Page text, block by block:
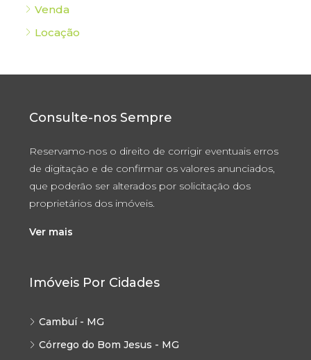
Venda
Locação
Consulte-nos Sempre
Reservamo-nos o direito de corrigir eventuais erros
de digitação e de confirmar os valores anunciados,
que poderão ser alterados por solicitação dos
proprietários dos imóveis.
Ver mais
Imóveis Por Cidades
Cambuí - MG
Córrego do Bom Jesus - MG